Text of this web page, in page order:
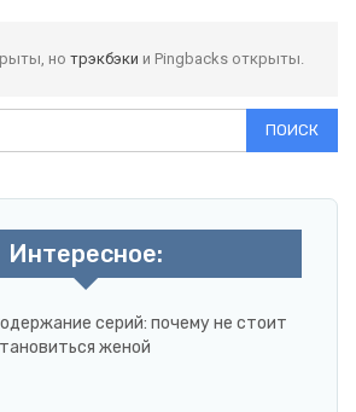
но трэкбэки и Pingbacks открыты.
Интересное:
серий: почему не стоит
женой